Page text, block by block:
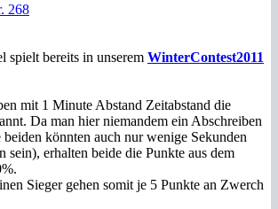
268
spielt bereits in unserem WinterContest2011
mit 1 Minute Abstand Zeitabstand die
Da man hier niemandem ein Abschreiben
könnten auch nur wenige Sekunden
sein), erhalten beide die Punkte aus dem
Sieger gehen somit je 5 Punkte an Zwerch